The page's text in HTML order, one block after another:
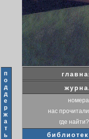
п
о
д
д
е
р
ж
а
т
ь
номера
нас прочитали
где найти?